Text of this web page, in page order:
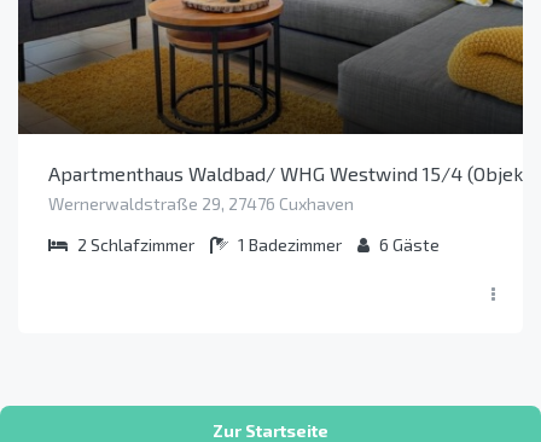
Apartmenthaus Waldbad/ WHG Westwind 15/4 (Objekt
Wernerwaldstraße 29, 27476 Cuxhaven
2 Schlafzimmer 1 Badezimmer 6 Gäste
Zur Startseite